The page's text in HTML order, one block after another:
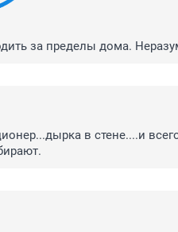
за пределы дома.
в стене....и